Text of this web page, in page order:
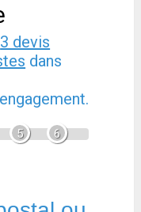
3 devis
dans
5 6